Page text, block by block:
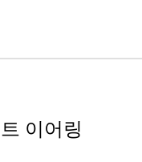
이어링